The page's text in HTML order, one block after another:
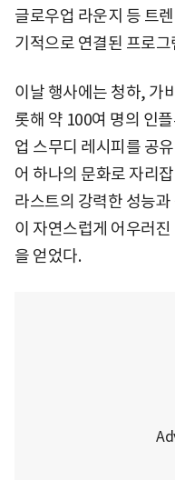
글로우업 라운지 등 트
기적으로 연결된 프로
이날 행사에는 청하, 가
롯해 약 100여 명의 인
업 스무디 레시피를 공
어 하나의 문화로 자리
라스트의 강력한 성능
이 자연스럽게 어우러
을 얻었다.